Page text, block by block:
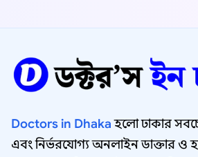
Doctors in Dhakaহলো ঢাকার
এবং নির্ভরযোগ্য অনলাইন ডাক্তার ও